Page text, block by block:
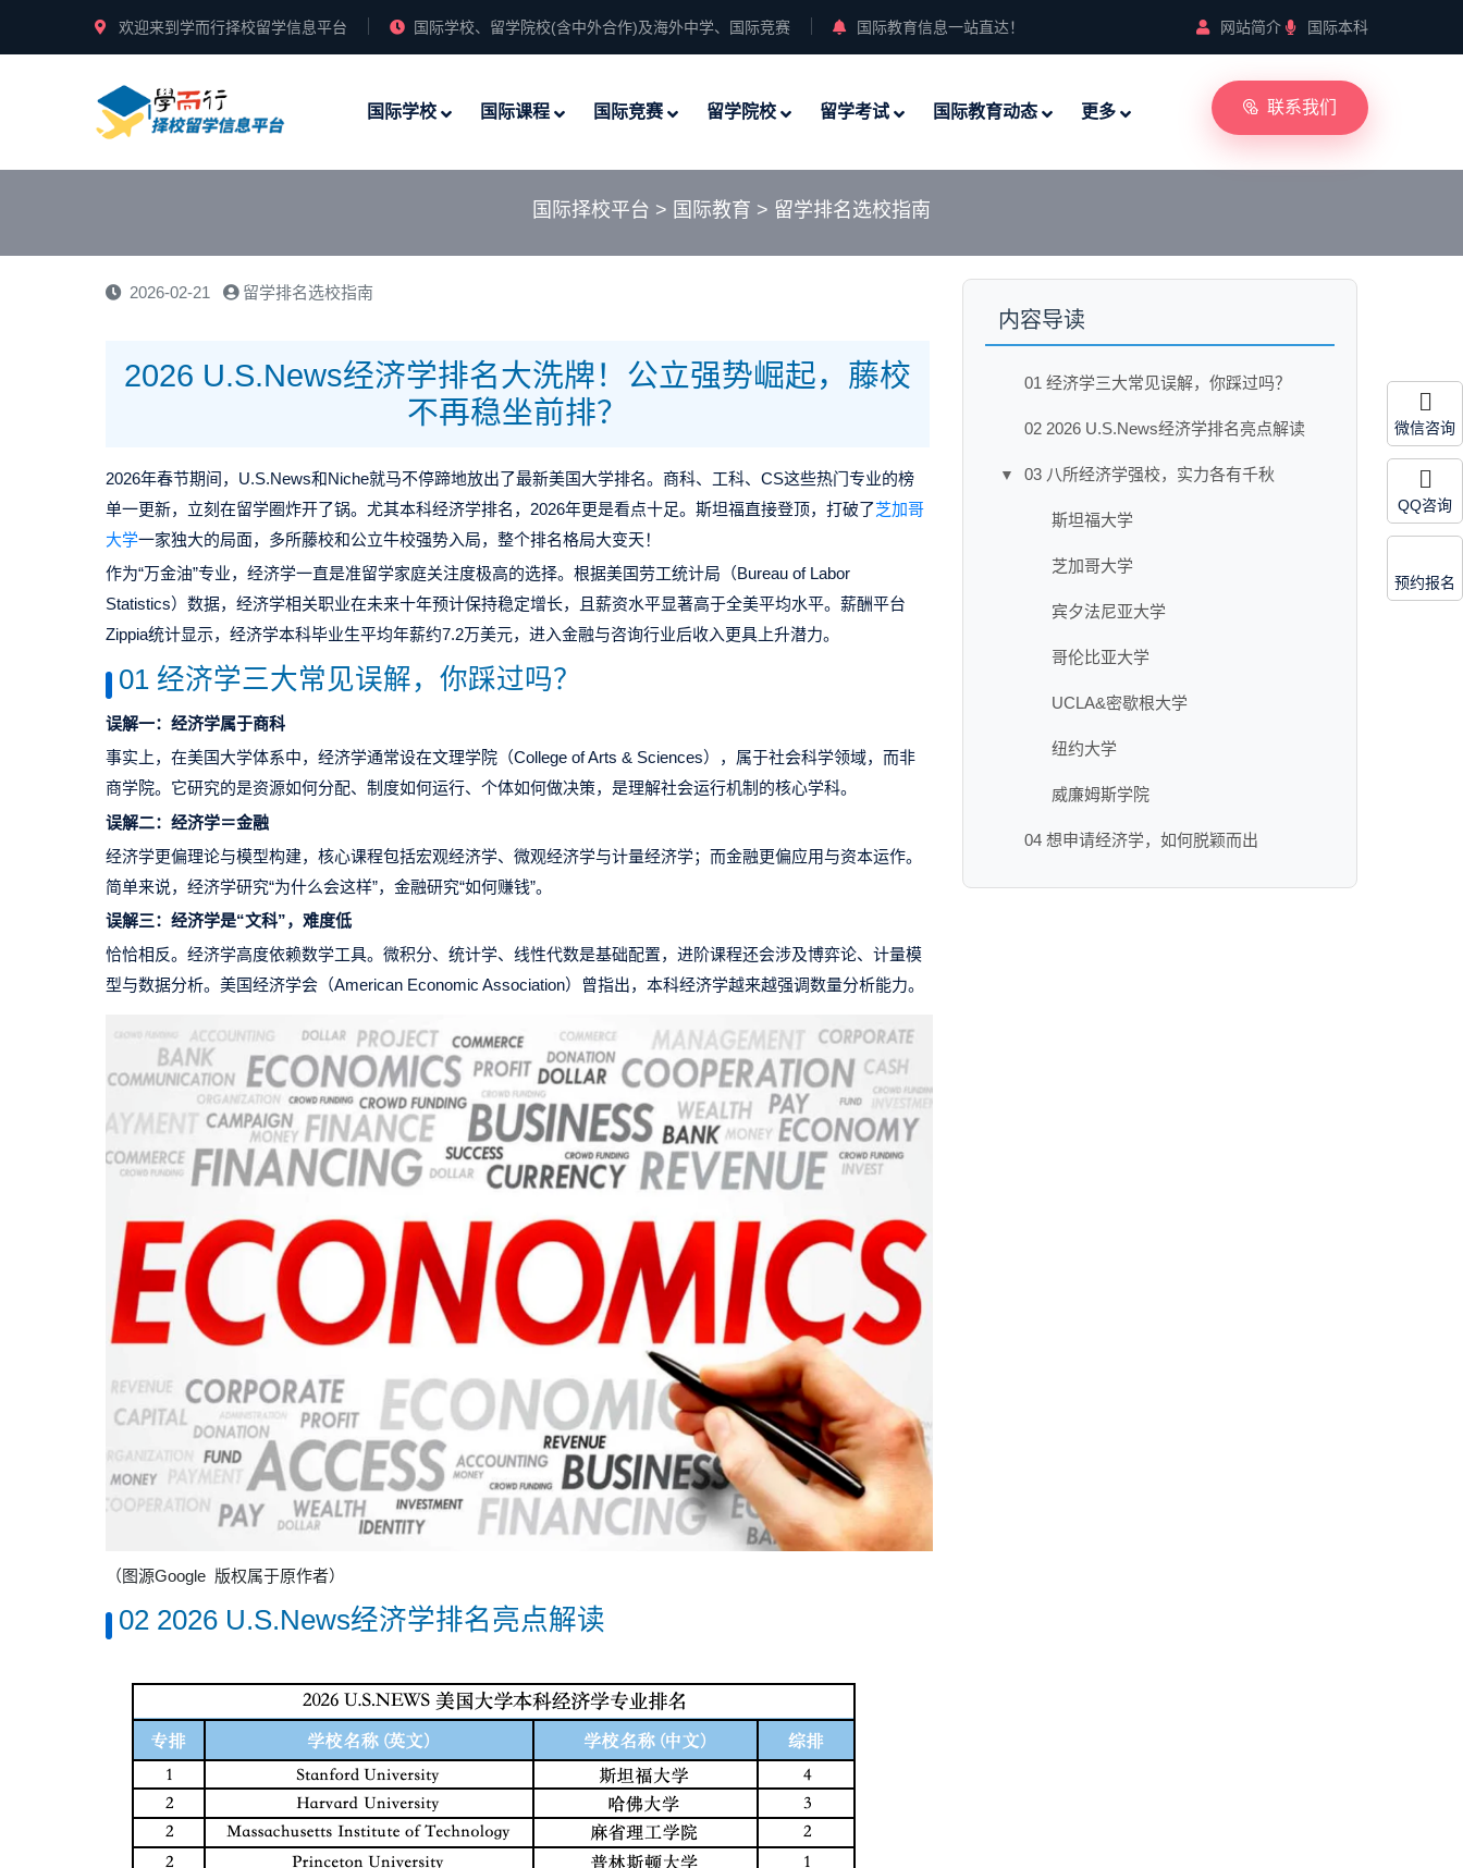
欢迎来到学而行择校留学信息平台 国际学校、留学院校(含中外合作)及海外中学、国际竞赛 国际教育信息一站直达！ 网站简介 国际本科
国际学校 国际课程 国际竞赛 留学院校 留学考试 国际教育动态 更多 联系我们
国际择校平台 > 国际教育 > 留学排名选校指南
2026-02-21 留学排名选校指南
2026 U.S.News经济学排名大洗牌！公立强势崛起，藤校
不再稳坐前排？
2026年春节期间， U.S.News和Niche就马不停蹄地放出了最新美国大学排名。商科、工科、 CS这些热门专业的榜
单一更新，立刻在留学圈炸开了锅。尤其本科经济学排名，2026年更是看点十足。 斯坦福直接登顶，打破了芝加哥
大学一家独大的局面，多所藤校和公立牛校强势入局，整个排名格局大变天！
作为“万金油”专业，经济学一直是准留学家庭关注度极高的选择。根据美国劳工统计局（Bureau of Labor
Statistics）数据，经济学相关职业在未来十年预计保持稳定增长，且薪资水平显著高于全美平均水平。薪酬平台
Zippia统计显示，经济学本科毕业生平均年薪约7.2万美元，进入金融与咨询行业后收入更具上升潜力。
01 经济学三大常见误解，你踩过吗？
误解一：经济学属于商科
事实上，在美国大学体系中，经济学通常设在文理学院（College of Arts & Sciences），属于社会科学领域，而非
商学院。它研究的是资源如何分配、制度如何运行、个体如何做决策，是理解社会运行机制的核心学科。
误解二：经济学＝金融
经济学更偏理论与模型构建，核心课程包括宏观经济学、微观经济学与计量经济学；而金融更偏应用与资本运作。
简单来说，经济学研究“为什么会这样”，金融研究“如何赚钱”。
误解三：经济学是“文科”，难度低
恰恰相反。经济学高度依赖数学工具。微积分、统计学、线性代数是基础配置，进阶课程还会涉及博弈论、计量模
型与数据分析。美国经济学会（American Economic Association）曾指出，本科经济学越来越强调数量分析能力。
（图源Google 版权属于原作者）
02 2026 U.S.News经济学排名亮点解读
内容导读
01 经济学三大常见误解，你踩过吗？
02 2026 U.S.News经济学排名亮点解读
▼ 03 八所经济学强校，实力各有千秋
斯坦福大学
芝加哥大学
宾夕法尼亚大学
哥伦比亚大学
UCLA&密歇根大学
纽约大学
威廉姆斯学院
04 想申请经济学，如何脱颖而出
微信咨询
QQ咨询
预约报名